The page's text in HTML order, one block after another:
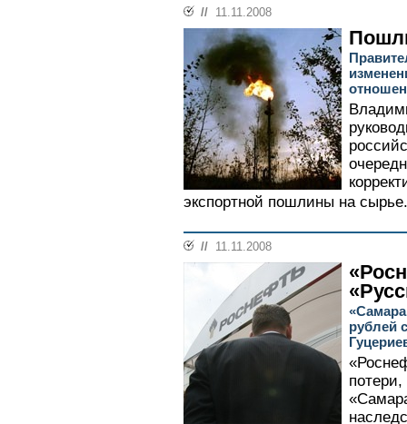
// 11.11.2008
экспортной пошлины на
// 11.11.2008
рублей
потери,